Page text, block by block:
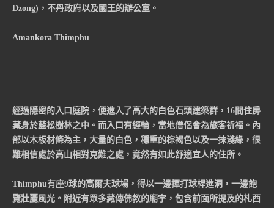
Dzong)，不丹政府以及國王的辦公室。
Amankora Thimphu
經過隱密的入口庭院，便進入了高大的白色石頭建築群，16間住房
藏身於藍松樹林之中。而入口有經輪，當地僧侶會為旅客祈福。內
部以木板材條為主，大量的白色，穩重的棕褐色以及一抹淺綠，很
難相信處於高山相對克難之處，竟然有如此舒適宜人的住所。
Thimphu有座9球的高爾夫球場，得以一邊揮打球桿進洞，一邊飽
覽壯麗風光。附近有眾多藏傳佛教的廟宇，包含前面所提及的札西